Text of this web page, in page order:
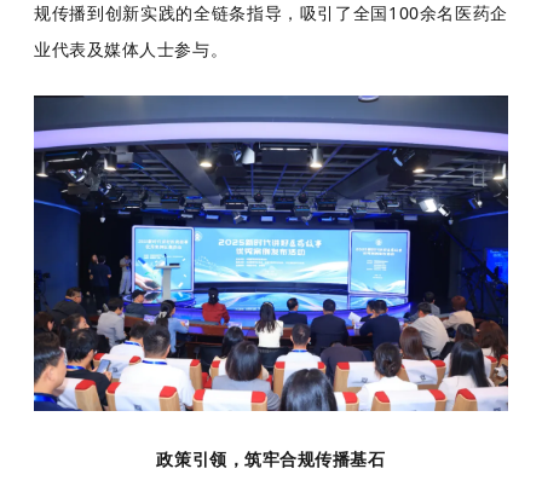
规传播到创新实践的全链条指导，吸引了全国100余名医药企
业代表及媒体人士参与。
政策引领，筑牢合规传播基石